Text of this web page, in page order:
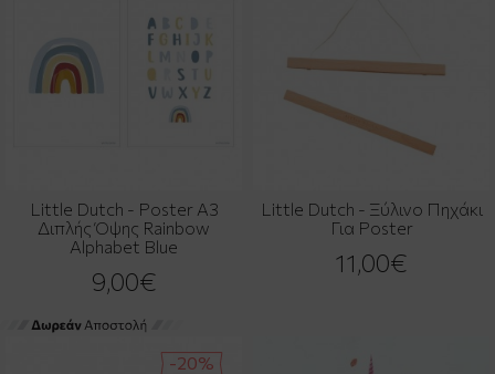
Little Dutch - Poster Α3
Διπλής Όψης Rainbow
Alphabet Blue
9,00€
Little Dutch - Ξύλινο Πηχάκι
Για Poster
11,00€
-20%